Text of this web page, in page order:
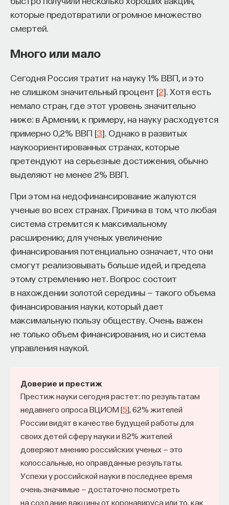
которые предотвратили огромное множество
смертей.
Много или мало
Сегодня Россия тратит на науку 1% ВВП, и это
не слишком значительный процент [2]. Хотя есть
немало стран, где этот уровень значительно
ниже: в Армении, к примеру, на науку расходуется
примерно 0,2% ВВП [3]. Однако в развитых
наукоориентированных странах, которые
претендуют на серьезные достижения, обычно
выделяют не менее 2% ВВП.
При этом на недофинансирование жалуются
ученые во всех странах. Причина в том, что любая
система стремится к максимальному
расширению; для ученых увеличение
финансирования потенциально означает, что они
смогут реализовывать больше идей, и предела
этому стремлению нет. Вопрос состоит
в нахождении золотой середины — такого объема
финансирования науки, который дает
максимальную пользу обществу. Очень важен
не только объем финансирования, но и система
управления наукой.
Доверие и престиж
Престиж науки сегодня растет: по результатам
недавнего опроса ВЦИОМ [5], 62% жителей
России видят в качестве будущей работы для
своих детей сферу науки и 82% жителей
доверяют мнению российских ученых — это
колоссальные, но оправданные результаты.
Успехи у российской науки в последнее время
очень значимые — достаточно посмотреть
на создание вакцины от коронавируса или то, как